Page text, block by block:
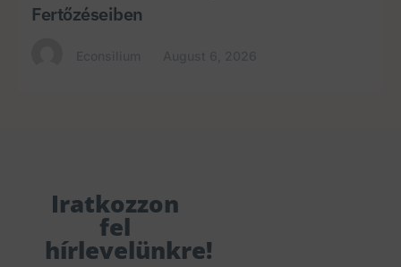
Fertőzéseiben
Iratkozzon
fel
hírlevelünkre!